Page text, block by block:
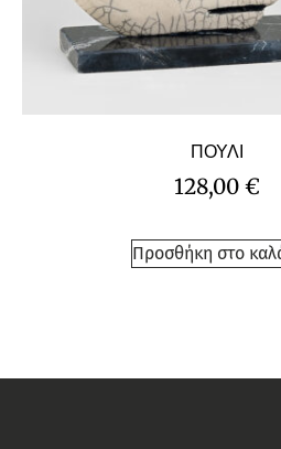
ΠΟΥΛΙ
128,00 €
Προσθήκη στο